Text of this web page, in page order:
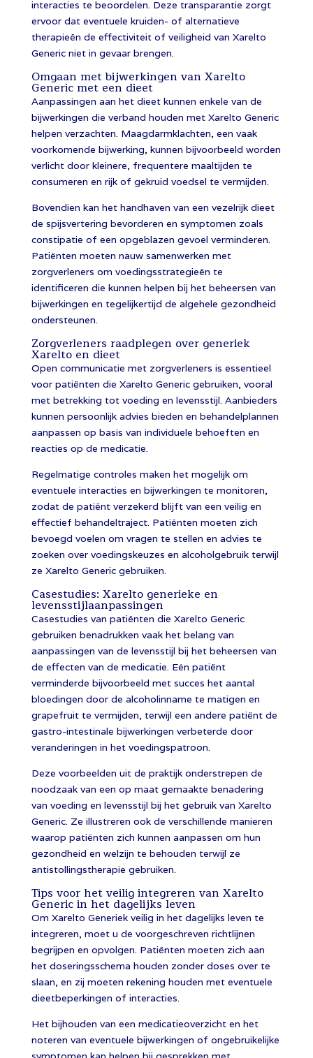
interacties te beoordelen. Deze transparantie zorgt
ervoor dat eventuele kruiden- of alternatieve
therapieën de effectiviteit of veiligheid van Xarelto
Generic niet in gevaar brengen.
Omgaan met bijwerkingen van Xarelto
Generic met een dieet
Aanpassingen aan het dieet kunnen enkele van de
bijwerkingen die verband houden met Xarelto Generic
helpen verzachten. Maagdarmklachten, een vaak
voorkomende bijwerking, kunnen bijvoorbeeld worden
verlicht door kleinere, frequentere maaltijden te
consumeren en rijk of gekruid voedsel te vermijden.
Bovendien kan het handhaven van een vezelrijk dieet
de spijsvertering bevorderen en symptomen zoals
constipatie of een opgeblazen gevoel verminderen.
Patiënten moeten nauw samenwerken met
zorgverleners om voedingsstrategieën te
identificeren die kunnen helpen bij het beheersen van
bijwerkingen en tegelijkertijd de algehele gezondheid
ondersteunen.
Zorgverleners raadplegen over generiek
Xarelto en dieet
Open communicatie met zorgverleners is essentieel
voor patiënten die Xarelto Generic gebruiken, vooral
met betrekking tot voeding en levensstijl. Aanbieders
kunnen persoonlijk advies bieden en behandelplannen
aanpassen op basis van individuele behoeften en
reacties op de medicatie.
Regelmatige controles maken het mogelijk om
eventuele interacties en bijwerkingen te monitoren,
zodat de patiënt verzekerd blijft van een veilig en
effectief behandeltraject. Patiënten moeten zich
bevoegd voelen om vragen te stellen en advies te
zoeken over voedingskeuzes en alcoholgebruik terwijl
ze Xarelto Generic gebruiken.
Casestudies: Xarelto generieke en
levensstijlaanpassingen
Casestudies van patiënten die Xarelto Generic
gebruiken benadrukken vaak het belang van
aanpassingen van de levensstijl bij het beheersen van
de effecten van de medicatie. Eén patiënt
verminderde bijvoorbeeld met succes het aantal
bloedingen door de alcoholinname te matigen en
grapefruit te vermijden, terwijl een andere patiënt de
gastro-intestinale bijwerkingen verbeterde door
veranderingen in het voedingspatroon.
Deze voorbeelden uit de praktijk onderstrepen de
noodzaak van een op maat gemaakte benadering
van voeding en levensstijl bij het gebruik van Xarelto
Generic. Ze illustreren ook de verschillende manieren
waarop patiënten zich kunnen aanpassen om hun
gezondheid en welzijn te behouden terwijl ze
antistollingstherapie gebruiken.
Tips voor het veilig integreren van Xarelto
Generic in het dagelijks leven
Om Xarelto Generiek veilig in het dagelijks leven te
integreren, moet u de voorgeschreven richtlijnen
begrijpen en opvolgen. Patiënten moeten zich aan
het doseringsschema houden zonder doses over te
slaan, en zij moeten rekening houden met eventuele
dieetbeperkingen of interacties.
Het bijhouden van een medicatieoverzicht en het
noteren van eventuele bijwerkingen of ongebruikelijke